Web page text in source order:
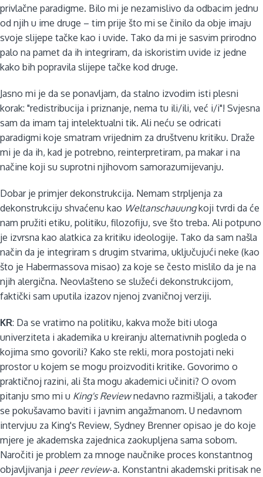
privlačne paradigme. Bilo mi je nezamislivo da odbacim jednu
od njih u ime druge – tim prije što mi se činilo da obje imaju
svoje slijepe tačke kao i uvide. Tako da mi je sasvim prirodno
palo na pamet da ih integriram, da iskoristim uvide iz jedne
kako bih popravila slijepe tačke kod druge.
Jasno mi je da se ponavljam, da stalno izvodim isti plesni
korak: "redistribucija i priznanje, nema tu ili/ili, već i/i"! Svjesna
sam da imam taj intelektualni tik. Ali neću se odricati
paradigmi koje smatram vrijednim za društvenu kritiku. Draže
mi je da ih, kad je potrebno, reinterpretiram, pa makar i na
načine koji su suprotni njihovom samorazumijevanju.
Dobar je primjer dekonstrukcija. Nemam strpljenja za
dekonstrukciju shvaćenu kao Weltanschauungkoji tvrdi da će
nam pružiti etiku, politiku, filozofiju, sve što treba. Ali potpuno
je izvrsna kao alatkica za kritiku ideologije. Tako da sam našla
način da je integriram s drugim stvarima, uključujući neke (kao
što je Habermassova misao) za koje se često mislilo da je na
njih alergična. Neovlašteno se služeći dekonstrukcijom,
faktički sam uputila izazov njenoj zvaničnoj verziji.
KR: Da se vratimo na politiku, kakva može biti uloga
univerziteta i akademika u kreiranju alternativnih pogleda o
kojima smo govorili? Kako ste rekli, mora postojati neki
prostor u kojem se mogu proizvoditi kritike. Govorimo o
praktičnoj razini, ali šta mogu akademici učiniti? O ovom
pitanju smo mi u King's Reviewnedavno razmišljali, a također
se pokušavamo baviti i javnim angažmanom. U nedavnom
intervjuu za King's Review, Sydney Brenner opisao je do koje
mjere je akademska zajednica zaokupljena sama sobom.
Naročiti je problem za mnoge naučnike proces konstantnog
objavljivanja i peer review-a. Konstantni akademski pritisak ne